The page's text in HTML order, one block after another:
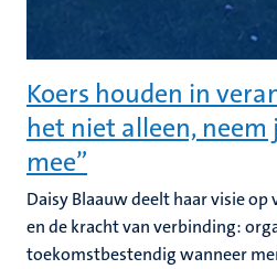
Koers houden in
het niet alleen,
mee”
Daisy Blaauw deelt haar visie
en de kracht van verbinding:
toekomstbestendig wanneer